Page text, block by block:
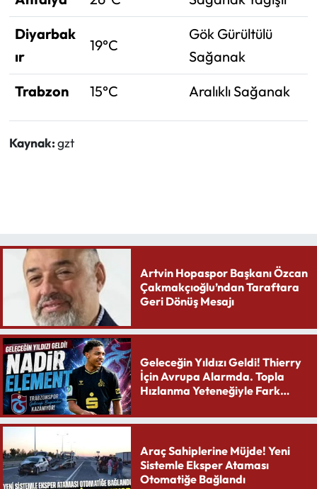
Diyarbak
ır
19°C
Gök Gürültülü
Sağanak
Trabzon
15°C Aralıklı Sağanak
Kaynak:gzt
Artvin Hopaspor Başkanı Özcan
Çakmakçıoğlu’ndan Taraftara
Geri Dönüş Mesajı
Geleceğin Yıldızı Geldi! Thierry
İçin Avrupa Alarmda. Topla
Hızlanma Yeteneğiyle Fark
Araç Sahiplerine Müjde! Yeni
Sistemle Eksper Ataması
Otomatiğe Bağlandı